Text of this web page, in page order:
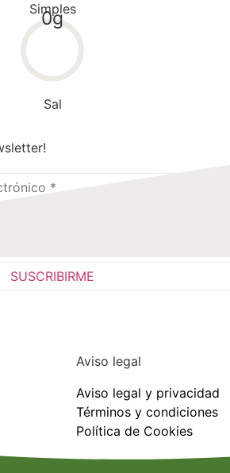
Simples
0g
Sal
Aviso legal
Aviso legal y privacidad
Términos y condiciones
Política de Cookies
Registro sanitario: